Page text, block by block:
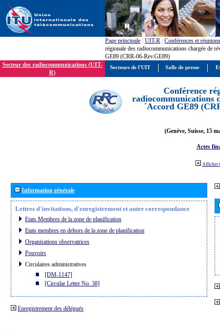
Page principale : UIT-R : Conférences et réunions
régionale des radiocommunications chargée de
GE89 (CRR-06-Rev.GE89)
Secteur des radiocommunications (UIT-
R)
Conférence
radiocommunications
´Accord GE89
(Genève, Suisse, 15
Actes
Afficher
Information générale
Lettres d´invitations, d´enregistrement et autre correspondance
Etats Membres de la zone de planification
Etats membres en dehors de la zone de planification
Organisations observatrices
Pouvoirs
Circulaires administratives
[DM-1147]
[Circular Letter No. 38]
Enregistrement des délégués
Secteurs de l'UIT Salle de presse